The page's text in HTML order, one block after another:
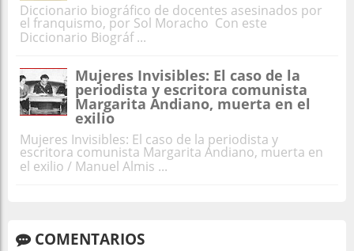
Diccionario biográfico de docentes asesinados por
el franquismo, por Sol Moracho Con este
Diccionario Biográf ...
Mujeres Invisibles: El caso de la
periodista y escritora comunista
Margarita Andiano, muerta en el
exilio
Mujeres Invisibles: El caso de la periodista y
escritora comunista Margarita Andiano, muerta en
el exilio / Manuel Almis ...
COMENTARIOS